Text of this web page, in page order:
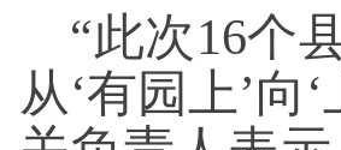
“此次16个
从‘有园上’向